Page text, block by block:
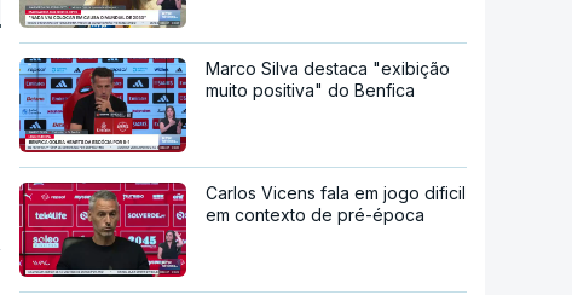
Marco Silva destaca "exibição
muito positiva" do Benfica
Carlos Vicens fala em jogo dificil
em contexto de pré-época